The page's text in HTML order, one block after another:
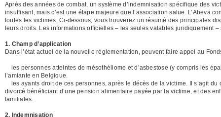
Après des années de combat, un système d’indemnisation spécifique des
insuffisant, mais c’est une étape majeure que l’association salue. L’Abeva
toutes les victimes. Ci-dessous, vous trouverez un résumé des principales
leurs droits. Les informations officielles – les seules valables juridiquement
1. Champ d’application
Dans l’état actuel de la nouvelle réglementation, peuvent faire appel au
les personnes atteintes de mésothéliome et d’asbestose (y compris les
l’amiante en Belgique.
les ayants droit de ces personnes, après le décès de la victime. Il s’agit
divorcé bénéficiant d’une pension alimentaire payée par la victime, et des
familiales.
2. Indemnisation